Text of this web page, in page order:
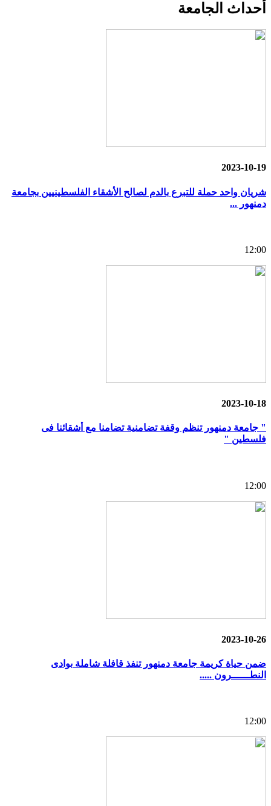
أحداث الجامعة
2023-10-19
شريان واحد حملة للتبرع بالدم لصالح الأشقاء الفلسطينيين بجامعة
دمنهور ...
12:00
2023-10-18
" جامعة دمنهور تنظم وقفة تضامنية تضامنا مع أشقائنا فى
فلسطين "
12:00
2023-10-26
ضمن حياة كريمة جامعة دمنهور تنفذ قافلة شاملة بوادى
النطــــــرون .....
12:00